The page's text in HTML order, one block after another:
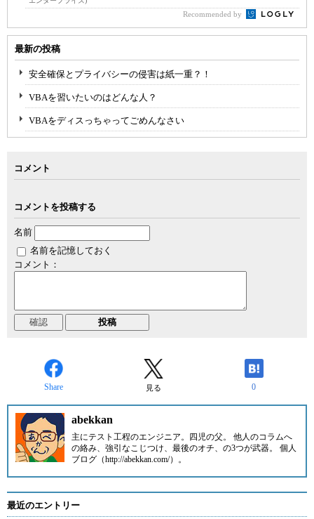
Recommended by
最新の投稿
安全確保とプライバシーの侵害は紙一重？！
VBAを習いたいのはどんな人？
VBAをディスっちゃってごめんなさい
コメント
コメントを投稿する
名前
名前を記憶しておく
コメント：
Share 見る 0
abekkan
主にテスト工程のエンジニア。四児の父。 他人のコラムへ
の絡み、強引なこじつけ、最後のオチ、の3つが武器。 個人
ブログ（http://abekkan.com/）。
最近のエントリー